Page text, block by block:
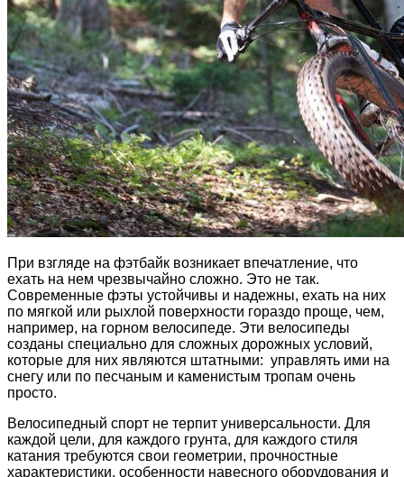
При взгляде на фэтбайк возникает впечатление, что
ехать на нем чрезвычайно сложно. Это не так.
Современные фэты устойчивы и надежны, ехать на них
по мягкой или рыхлой поверхности гораздо проще, чем,
например, на горном велосипеде. Эти велосипеды
созданы специально для сложных дорожных условий,
которые для них являются штатными: управлять ими на
снегу или по песчаным и каменистым тропам очень
просто.
Велосипедный спорт не терпит универсальности. Для
каждой цели, для каждого грунта, для каждого стиля
катания требуются свои геометрии, прочностные
характеристики, особенности навесного оборудования и